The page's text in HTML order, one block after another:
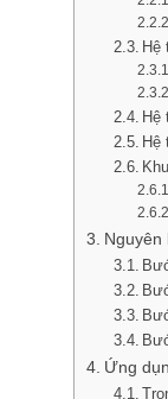
Hệ
Hệ
Hệ
Nguyên
Ứng